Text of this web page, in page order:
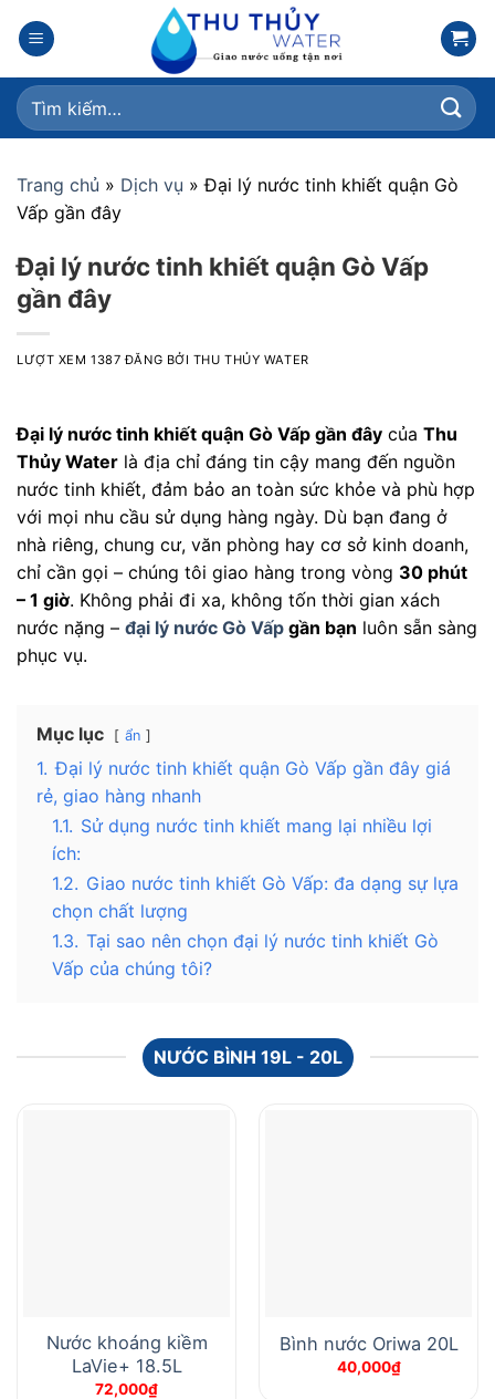
Tìm
kiếm:
Trang chủ » Dịch vụ » Đại lý nước tinh khiết quận Gò
Vấp gần đây
Đại lý nước tinh khiết quận Gò Vấp
gần đây
LƯỢT XEM 1387 ĐĂNG BỞI THU THỦY WATER
Đại lý nước tinh khiết quận Gò Vấp gần đây của Thu
Thủy Water là địa chỉ đáng tin cậy mang đến nguồn
nước tinh khiết, đảm bảo an toàn sức khỏe và phù hợp
với mọi nhu cầu sử dụng hàng ngày. Dù bạn đang ở
nhà riêng, chung cư, văn phòng hay cơ sở kinh doanh,
chỉ cần gọi – chúng tôi giao hàng trong vòng 30 phút
– 1 giờ. Không phải đi xa, không tốn thời gian xách
nước nặng – đại lý nước Gò Vấp gần bạn luôn sẵn sàng
phục vụ.
Mục lục ẩn
1. Đại lý nước tinh khiết quận Gò Vấp gần đây giá
rẻ, giao hàng nhanh
1.1. Sử dụng nước tinh khiết mang lại nhiều lợi
ích:
1.2. Giao nước tinh khiết Gò Vấp: đa dạng sự lựa
chọn chất lượng
1.3. Tại sao nên chọn đại lý nước tinh khiết Gò
Vấp của chúng tôi?
NƯỚC BÌNH 19L - 20L
Nước khoáng kiềm
LaVie+ 18.5L
72,000₫
Bình nước Oriwa 20L
40,000₫